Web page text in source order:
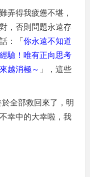
弄得我疲憊不堪，
，否則問題永遠存
：「你永遠不知道
驗！唯有正向思考
越消極～ 」，這些
全部救回來了，明
幸中的大幸啦，我